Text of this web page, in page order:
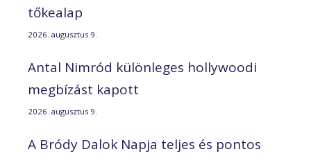
tőkealap
2026. augusztus 9.
Antal Nimród különleges hollywoodi
megbízást kapott
2026. augusztus 9.
A Bródy Dalok Napja teljes és pontos